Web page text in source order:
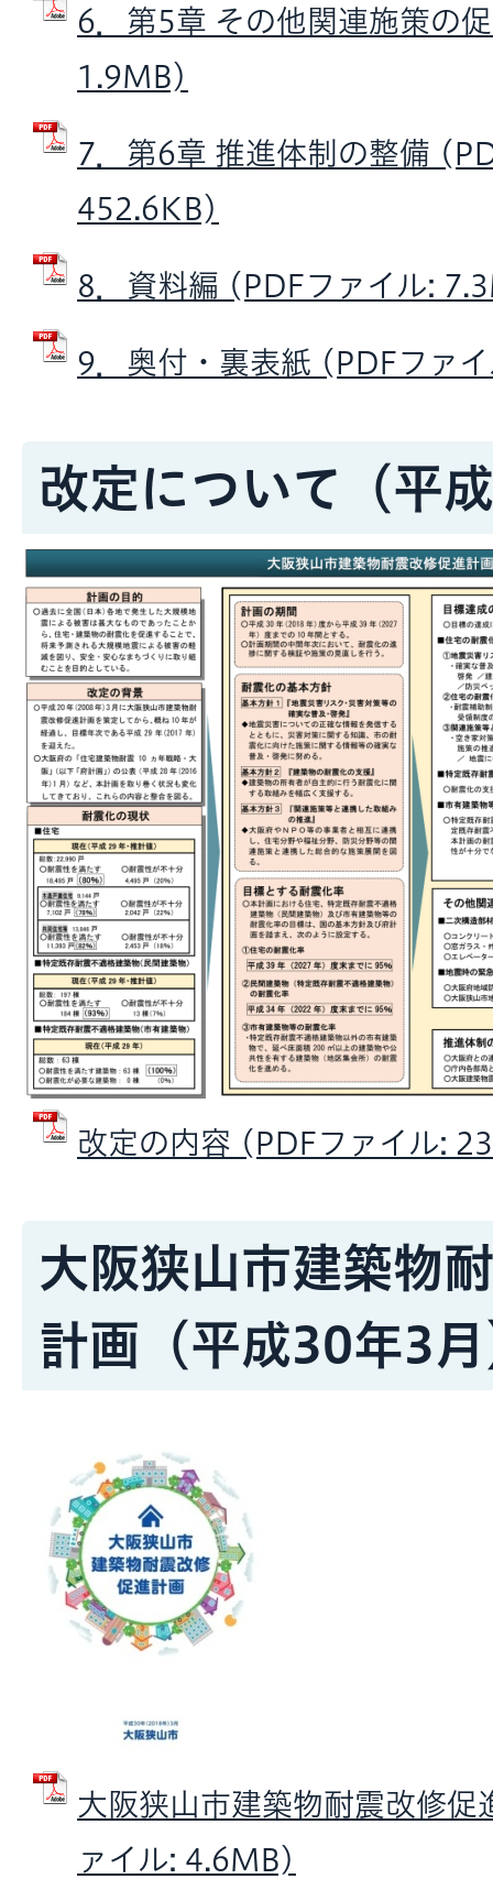
6．第5章 その他関連施策の
1.9MB)
7．第6章 推進体制の整備
452.6KB)
8．資料編 (PDFファイル:
9．奥付・裏表紙 (PDFファ
改定について（平
改定の内容 (PDFファイル:
大阪狭山市建築物
計画（平成30年3
大阪狭山市建築物耐震改修
ァイル: 4.6MB)